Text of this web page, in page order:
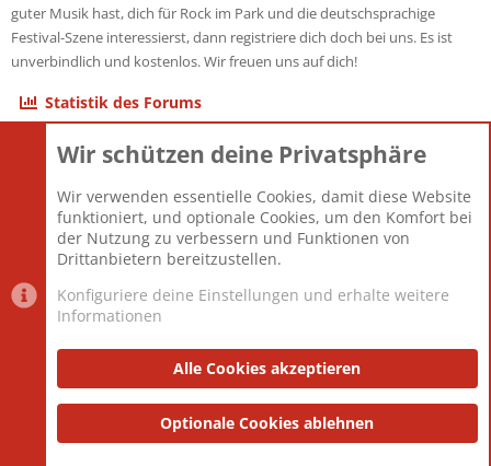
guter Musik hast, dich für Rock im Park und die deutschsprachige
Festival-Szene interessierst, dann registriere dich doch bei uns. Es ist
unverbindlich und kostenlos. Wir freuen uns auf dich!
Statistik des Forums
Themen
Mitglieder
12.426
Neuestes Mitglied
nabulamisika
Datenschutzerklärung Impressum
Community platform by XenForo® © 2010-2025 XenForo Ltd.
and add-ons by ThemeHouse
Wir schützen deine Privatsphäre
Wir verwenden essentielle Cookies, damit diese Website
funktioniert, und optionale Cookies, um den Komfort bei
der Nutzung zu verbessern und Funktionen von
Drittanbietern bereitzustellen.
Konfiguriere deine Einstellungen und erhalte weitere
Informationen
Alle Cookies akzeptieren
Optionale Cookies ablehnen